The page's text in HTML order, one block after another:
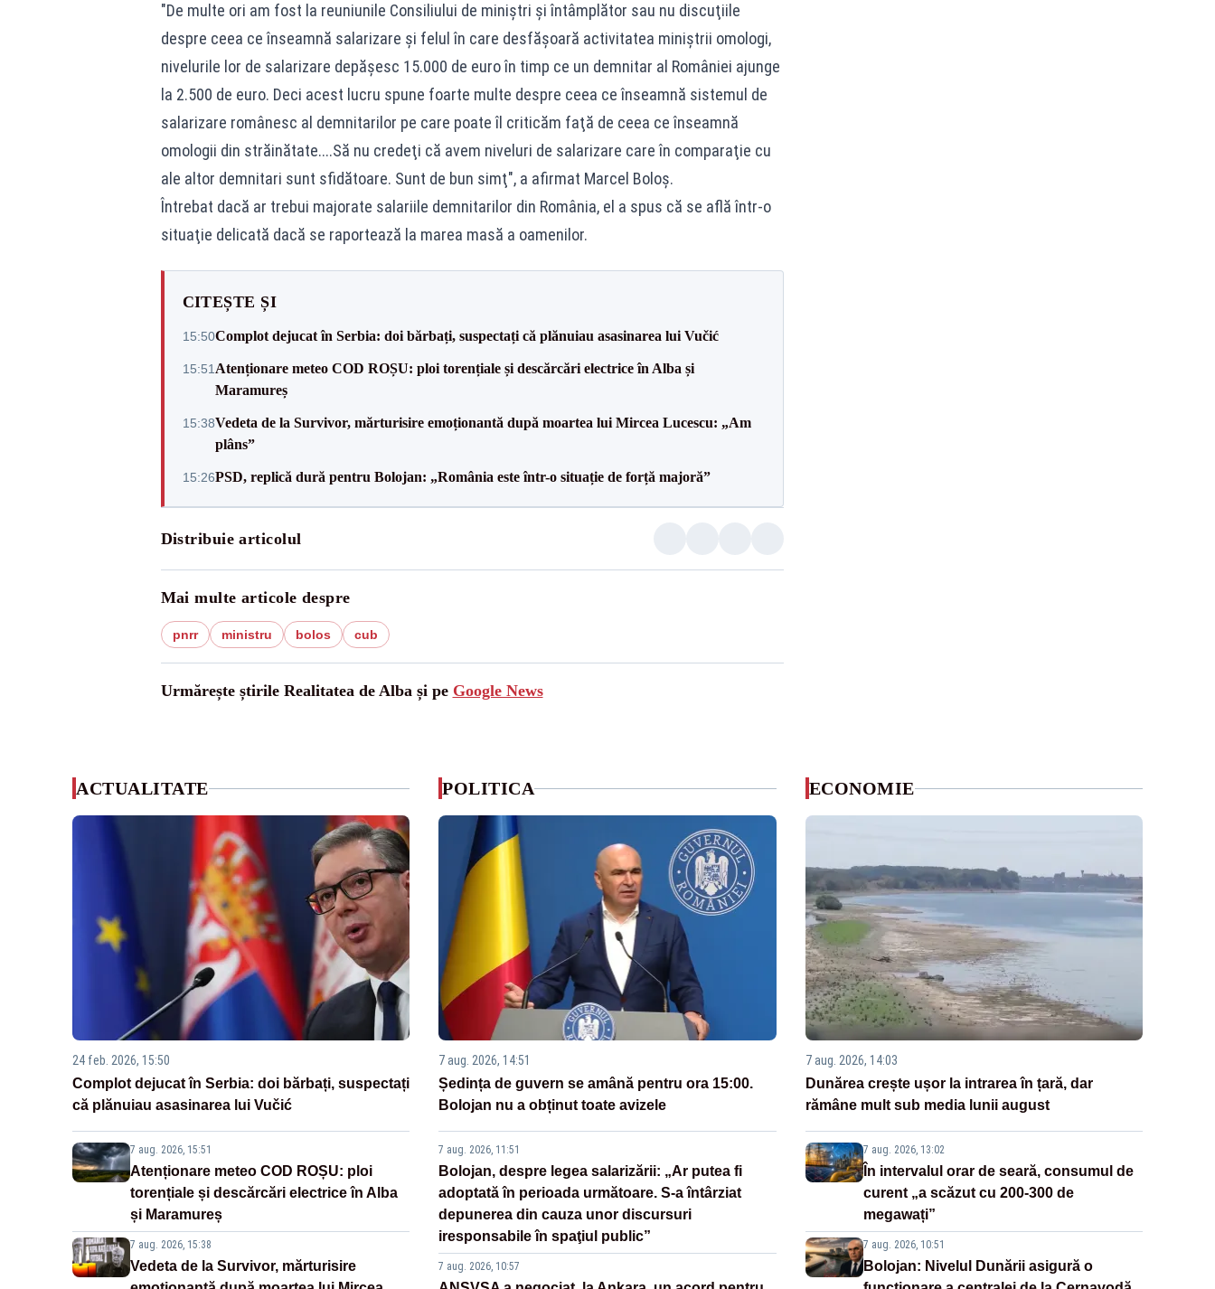
"De multe ori am fost la reuniunile Consiliului de miniştri şi întâmplător sau nu discuţiile
despre ceea ce înseamnă salarizare şi felul în care desfăşoară activitatea miniştrii omologi,
nivelurile lor de salarizare depăşesc 15.000 de euro în timp ce un demnitar al României ajunge
la 2.500 de euro. Deci acest lucru spune foarte multe despre ceea ce înseamnă sistemul de
salarizare românesc al demnitarilor pe care poate îl criticăm faţă de ceea ce înseamnă
omologii din străinătate....Să nu credeţi că avem niveluri de salarizare care în comparaţie cu
ale altor demnitari sunt sfidătoare. Sunt de bun simţ", a afirmat Marcel Boloş.
Întrebat dacă ar trebui majorate salariile demnitarilor din România, el a spus că se află într-o
situaţie delicată dacă se raportează la marea masă a oamenilor.
CITEȘTE ȘI
15:50Complot dejucat în Serbia: doi bărbați, suspectați că plănuiau asasinarea lui Vučić
15:51 Atenționare meteo COD ROȘU: ploi torențiale și descărcări electrice în Alba și
Maramureș
15:38Vedeta de la Survivor, mărturisire emoționantă după moartea lui Mircea Lucescu: „Am
plâns”
15:26PSD, replică dură pentru Bolojan: „România este într-o situație de forță majoră”
Distribuie articolul
Mai multe articole despre
pnrr ministru bolos cub
Urmărește știrile Realitatea de Alba și pe Google News
ACTUALITATE
24 feb. 2026, 15:50
Complot dejucat în Serbia: doi bărbați, suspectați
că plănuiau asasinarea lui Vučić
7 aug. 2026, 15:51
Atenționare meteo COD ROȘU: ploi
torențiale și descărcări electrice în Alba
și Maramureș
7 aug. 2026, 15:38
Vedeta de la Survivor, mărturisire
POLITICA
7 aug. 2026, 14:51
Ședința de guvern se amână pentru ora 15:00.
Bolojan nu a obținut toate avizele
7 aug. 2026, 11:51
Bolojan, despre legea salarizării: „Ar putea fi
adoptată în perioada următoare. S-a întârziat
depunerea din cauza unor discursuri
iresponsabile în spaţiul public”
7 aug. 2026, 10:57
ECONOMIE
7 aug. 2026, 14:03
Dunărea crește ușor la intrarea în țară, dar
rămâne mult sub media lunii august
7 aug. 2026, 13:02
În intervalul orar de seară, consumul de
curent „a scăzut cu 200-300 de
megawați”
7 aug. 2026, 10:51
Bolojan: Nivelul Dunării asigură o